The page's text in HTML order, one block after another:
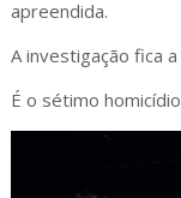
apreendida.
A investigação fica
É o sétimo